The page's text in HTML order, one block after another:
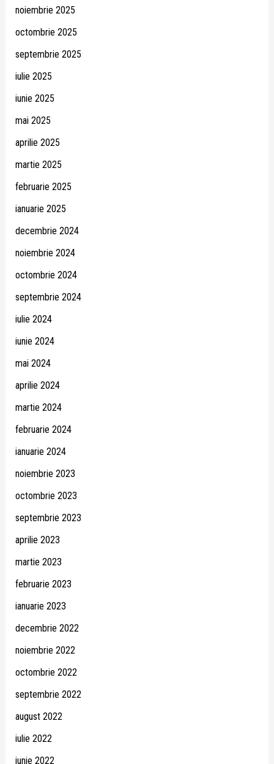
noiembrie 2025
octombrie 2025
septembrie 2025
iulie 2025
iunie 2025
mai 2025
aprilie 2025
martie 2025
februarie 2025
ianuarie 2025
decembrie 2024
noiembrie 2024
octombrie 2024
septembrie 2024
iulie 2024
iunie 2024
mai 2024
aprilie 2024
martie 2024
februarie 2024
ianuarie 2024
noiembrie 2023
octombrie 2023
septembrie 2023
aprilie 2023
martie 2023
februarie 2023
ianuarie 2023
decembrie 2022
noiembrie 2022
octombrie 2022
septembrie 2022
august 2022
iulie 2022
iunie 2022